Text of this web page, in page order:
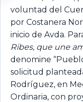
voluntad del
por Costanera
inicio de Avda.
Ribes, que une
denomine
solicitud
Rodríguez, en
Ordinaria, con